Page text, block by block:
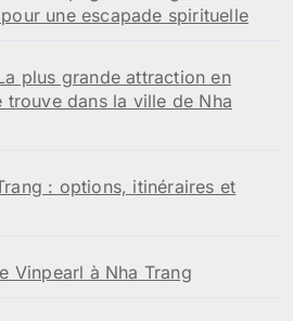
une escapade spirituelle
plus grande attraction en
trouve dans la ville de Nha
: options, itinéraires et
Vinpearl à Nha Trang